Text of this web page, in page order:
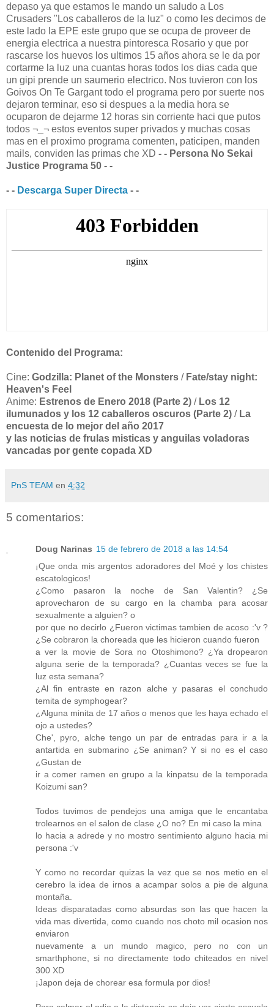
depaso ya que estamos le mando un saludo a Los
Crusaders "Los caballeros de la luz" o como les decimos de
este lado la EPE este grupo que se ocupa de proveer de
energia electrica a nuestra pintoresca Rosario y que por
rascarse los huevos los ultimos 15 años ahora se le da por
cortarme la luz una cuantas horas todos los dias cada que
un gipi prende un saumerio electrico. Nos tuvieron con los
Goivos On Te Gargant todo el programa pero por suerte nos
dejaron terminar, eso si despues a la media hora se
ocuparon de dejarme 12 horas sin corriente haci que putos
todos ¬_¬ estos eventos super privados y muchas cosas
mas en el proximo programa comenten, paticipen, manden
mails, conviden las primas che XD - - Persona No Sekai
Justice Programa 50 - -
- - Descarga Super Directa - -
Contenido del Programa:
Cine: Godzilla: Planet of the Monsters / Fate/stay night:
Heaven's Feel
Anime: Estrenos de Enero 2018 (Parte 2) / Los 12
ilumunados y los 12 caballeros oscuros (Parte 2) / La
encuesta de lo mejor del año 2017
y las noticias de frulas misticas y anguilas voladoras
vancadas por gente copada XD
PnS TEAM en 4:32
5 comentarios:
Doug Narinas 15 de febrero de 2018 a las 14:54
¡Que onda mis argentos adoradores del Moé y los chistes
escatologicos!
¿Como pasaron la noche de San Valentin? ¿Se
aprovecharon de su cargo en la chamba para acosar
sexualmente a alguien? o
por que no decirlo ¿Fueron victimas tambien de acoso :'v ?
¿Se cobraron la choreada que les hicieron cuando fueron
a ver la movie de Sora no Otoshimono? ¿Ya dropearon
alguna serie de la temporada? ¿Cuantas veces se fue la
luz esta semana?
¿Al fin entraste en razon alche y pasaras el conchudo
temita de symphogear?
¿Alguna minita de 17 años o menos que les haya echado el
ojo a ustedes?
Che', pyro, alche tengo un par de entradas para ir a la
antartida en submarino ¿Se animan? Y si no es el caso
¿Gustan de
ir a comer ramen en grupo a la kinpatsu de la temporada
Koizumi san?
Todos tuvimos de pendejos una amiga que le encantaba
trolearnos en el salon de clase ¿O no? En mi caso la mina
lo hacia a adrede y no mostro sentimiento alguno hacia mi
persona :'v
Y como no recordar quizas la vez que se nos metio en el
cerebro la idea de irnos a acampar solos a pie de alguna
montaña.
Ideas disparatadas como absurdas son las que hacen la
vida mas divertida, como cuando nos choto mil ocasion nos
enviaron
nuevamente a un mundo magico, pero no con un
smarthphone, si no directamente todo chiteados en nivel
300 XD
¡Japon deja de chorear esa formula por dios!